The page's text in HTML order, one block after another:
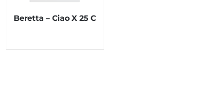
Beretta – Ciao X 25 C